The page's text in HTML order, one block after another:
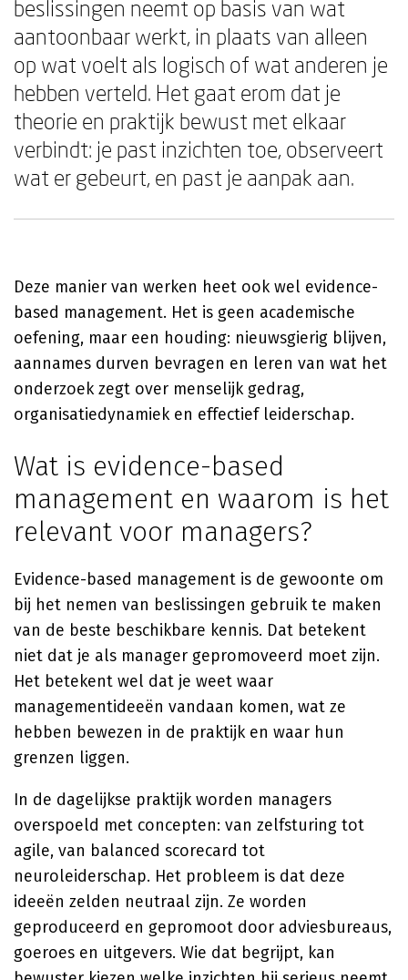
beslissingen neemt op basis van wat
aantoonbaar werkt, in plaats van alleen
op wat voelt als logisch of wat anderen je
hebben verteld. Het gaat erom dat je
theorie en praktijk bewust met elkaar
verbindt: je past inzichten toe, observeert
wat er gebeurt, en past je aanpak aan.
Deze manier van werken heet ook wel evidence-
based management. Het is geen academische
oefening, maar een houding: nieuwsgierig blijven,
aannames durven bevragen en leren van wat het
onderzoek zegt over menselijk gedrag,
organisatiedynamiek en effectief leiderschap.
Wat is evidence-based
management en waarom is het
relevant voor managers?
Evidence-based management is de gewoonte om
bij het nemen van beslissingen gebruik te maken
van de beste beschikbare kennis. Dat betekent
niet dat je als manager gepromoveerd moet zijn.
Het betekent wel dat je weet waar
managementideeën vandaan komen, wat ze
hebben bewezen in de praktijk en waar hun
grenzen liggen.
In de dagelijkse praktijk worden managers
overspoeld met concepten: van zelfsturing tot
agile, van balanced scorecard tot
neuroleiderschap. Het probleem is dat deze
ideeën zelden neutraal zijn. Ze worden
geproduceerd en gepromoot door adviesbureaus,
goeroes en uitgevers. Wie dat begrijpt, kan